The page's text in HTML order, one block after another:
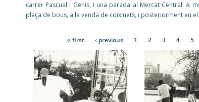
carrer Pascual i Genís, i una parada al Mercat Central. A
plaça de bous, a la venda de coixinets, i posteriorment en
« first ‹ previous 1 2 3 4 5
Pages